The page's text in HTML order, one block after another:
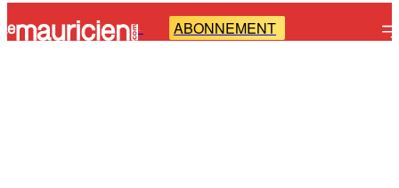
- ABONNEMENT